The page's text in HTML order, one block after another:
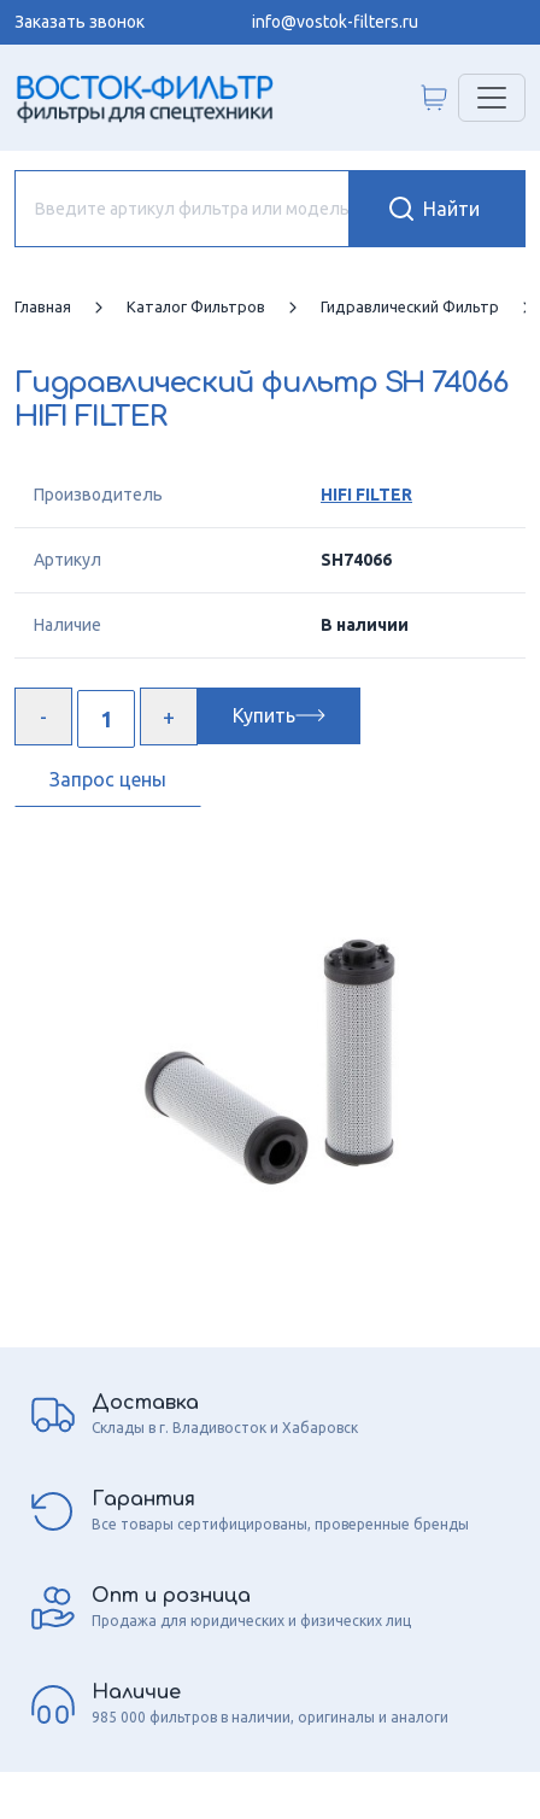
Заказать звонок info@vostok-filters.ru
Главная Каталог Фильтров Гидравлический Фильтр
Гидравлический фильтр SH 74066
HIFI FILTER
Производитель HIFI FILTER
Артикул SH74066
Наличие В наличии
Купить
Запрос цены
Доставка
Склады в г. Владивосток и Хабаровск
Гарантия
Все товары сертифицированы, проверенные бренды
Опт и розница
Продажа для юридических и физических лиц
Наличие
985 000 фильтров в наличии, оригиналы и аналоги